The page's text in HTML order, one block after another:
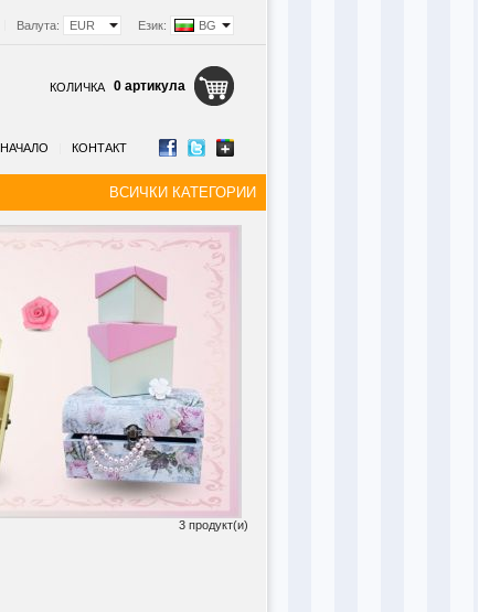
Език: BG
Валута: EUR
КОЛИЧКА 0 артикула
НАЧАЛО КОНТАКТ
ВСИЧКИ КАТЕГОРИИ
3 продукт(и)